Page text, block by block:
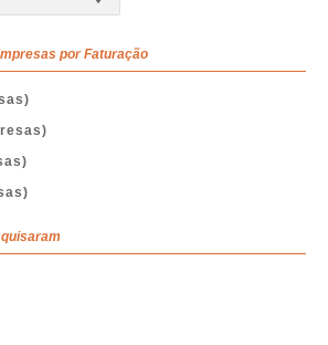
por Faturação